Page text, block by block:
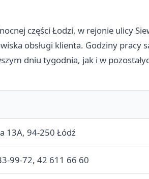
części Łodzi, w rejonie ulicy
obsługi klienta. Godziny pracy
dniu tygodnia, jak i w
13A, 94-250 Łódź
99-72, 42 611 66 60